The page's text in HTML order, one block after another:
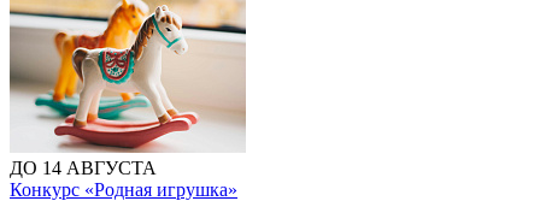
ДО 14 АВГУСТА
Конкурс «Родная игрушка»